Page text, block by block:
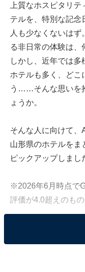
上質なホスピタリ
テルを、特別な記念
人も少なくないは
る非日常の体験は、
しかし、近年では
ホテルも多く、どこ
う……そんな思いを
ょうか。
そんな人に向けて、
山形県のホテルをま
ピックアップしまし
※2026年6月時点で
評価が4.0超えのも
この記
いもの